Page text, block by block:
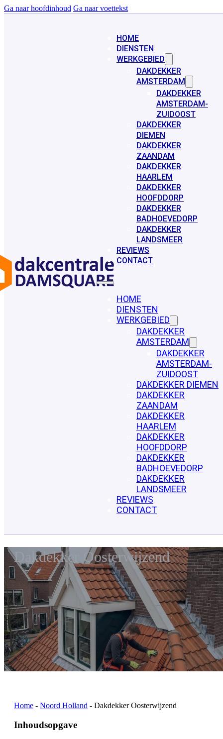
Ga naar hoofdinhoud Ga naar voettekst
HOME
DIENSTEN
WERKGEBIED
DAKDEKKER
AMSTERDAM
DAKDEKKER
AMSTERDAM-
ZUIDOOST
DAKDEKKER
DIEMEN
DAKDEKKER
ZAANDAM
DAKDEKKER
HAARLEM
DAKDEKKER
HOOFDDORP
DAKDEKKER
BADHOEVEDORP
DAKDEKKER
LANDSMEER
REVIEWS
CONTACT
HOME
DIENSTEN
WERKGEBIED
DAKDEKKER
AMSTERDAM
DAKDEKKER
AMSTERDAM-
ZUIDOOST
DAKDEKKER DIEMEN
DAKDEKKER
ZAANDAM
DAKDEKKER
HAARLEM
DAKDEKKER
HOOFDDORP
DAKDEKKER
BADHOEVEDORP
DAKDEKKER
LANDSMEER
REVIEWS
CONTACT
Dakdekker Oosterwijzend
Home - Noord Holland - Dakdekker Oosterwijzend
Inhoudsopgave